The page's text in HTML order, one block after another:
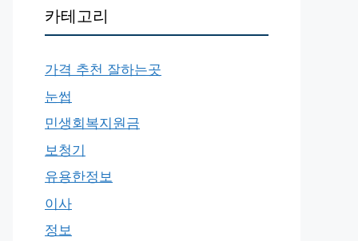
카테고리
가격 추천 잘하는곳
눈썹
민생회복지원금
보청기
유용한정보
이사
정보